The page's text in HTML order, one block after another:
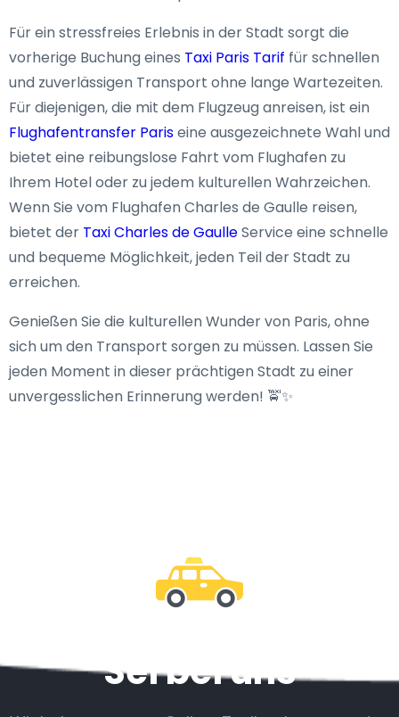
Für ein stressfreies Erlebnis in der Stadt sorgt die
vorherige Buchung eines Taxi Paris Tarif für schnellen
und zuverlässigen Transport ohne lange Wartezeiten.
Für diejenigen, die mit dem Flugzeug anreisen, ist ein
Flughafentransfer Pariseine ausgezeichnete Wahl und
bietet eine reibungslose Fahrt vom Flughafen zu
Ihrem Hotel oder zu jedem kulturellen Wahrzeichen.
Wenn Sie vom Flughafen Charles de Gaulle reisen,
bietet der Taxi Charles de GaulleService eine schnelle
und bequeme Möglichkeit, jeden Teil der Stadt zu
erreichen.
Genießen Sie die kulturellen Wunder von Paris, ohne
sich um den Transport sorgen zu müssen. Lassen Sie
jeden Moment in dieser prächtigen Stadt zu einer
unvergesslichen Erinnerung werden! 🚖✨
Sei bei uns